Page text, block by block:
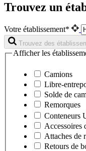
Trouvez un
Votre établissement*
Trouvez des
Afficher les
Camions
Libre-
Solde de
Remorques
Conteneurs
Accessoires
Attaches de
Retours de